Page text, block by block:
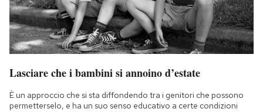
Lasciare che i bambini si annoino d’estate
È un approccio che si sta diffondendo tra i genitori che possono
permetterselo, e ha un suo senso educativo a certe condizioni